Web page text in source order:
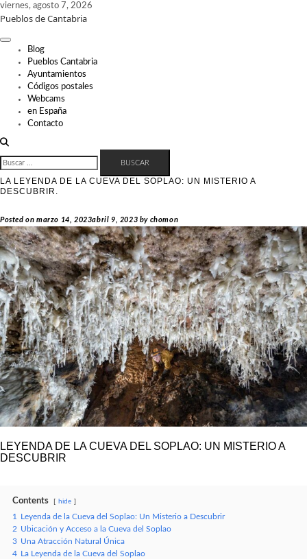
Skip
to
viernes, agosto 7, 2026
Pueblos de Cantabria
Blog
Pueblos Cantabria
Ayuntamientos
Códigos postales
Webcams
en España
Contacto
BUSCAR:
LA LEYENDA DE LA CUEVA DEL SOPLAO: UN MISTERIO A
DESCUBRIR.
Posted on marzo 14, 2023abril 9, 2023 by chomon
LEYENDA DE LA CUEVA DEL SOPLAO: UN MISTERIO A
DESCUBRIR
Contents hide
1
Leyenda de la Cueva del Soplao: Un Misterio a Descubrir
2 Ubicación y Acceso a la Cueva del Soplao
3 Una Atracción Natural Única
4
La Leyenda de la Cueva del Soplao